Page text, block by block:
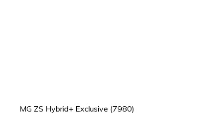
MG ZS Hybrid+ Exclusive (7980)